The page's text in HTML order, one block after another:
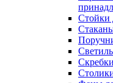
Стойки